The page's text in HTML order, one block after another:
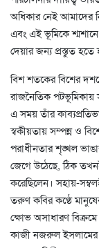
অধিকার নেই আমাদের
এবং এই ভূমিকে
দেয়ার জন্য প্রস্তুত হতে
বিশ শতকের বিশের
রাজনৈতিক পটভূমিকায়
এ সময় তাঁর
স্বকীয়তায় সম্পন্ন ও
পরাধীনতার শৃঙ্খল
জেগে উঠেছে, ঠিক
করেছিলেন। সহায়-
তরুণ কবির কণ্ঠে
ক্ষোভ অসাধারণ
কাজী নজরুল ইসলামের